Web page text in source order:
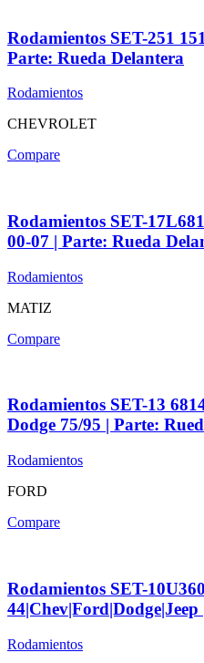
Rodamientos SET-251
Parte: Rueda Delantera
Rodamientos
CHEVROLET
Compare
Rodamientos SET-
00-07 | Parte: Rueda
Rodamientos
MATIZ
Compare
Rodamientos SET-13
Dodge 75/95 | Parte:
Rodamientos
FORD
Compare
Rodamientos SET-
Rodamientos